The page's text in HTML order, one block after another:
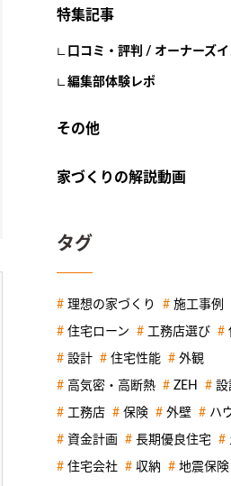
特集記事
口コミ・評判 / オーナーズ
編集部体験レポ
その他
家づくりの解説動画
タグ
理想の家づくり 施工事例
住宅ローン 工務店選び
設計 住宅性能 外観
高気密・高断熱 ZEH 設
工務店 保険 外壁 ハ
資金計画 長期優良住宅
住宅会社 収納 地震保険